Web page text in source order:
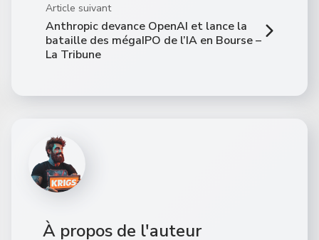
Article suivant
Anthropic devance OpenAI et lance la
bataille des mégaIPO de l’IA en Bourse –
La Tribune
À propos de l'auteur